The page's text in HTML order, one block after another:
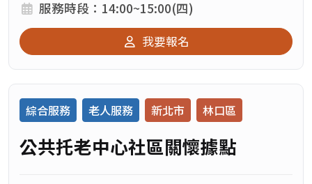
服務時段：
服務時段：14:00~15:00(四)
我要報名
綜合服務 老人服務 新北市 林口區
公共托老中心社區關懷據點